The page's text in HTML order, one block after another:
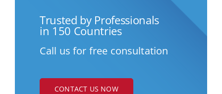
Trusted by Professionals
in 150 Countries
Call us for free consultation
CONTACT US NOW